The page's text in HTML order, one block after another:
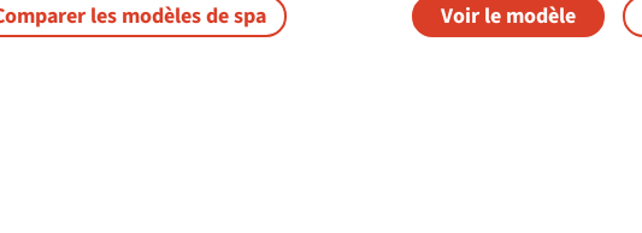
les modèles de spa Voir le modèle